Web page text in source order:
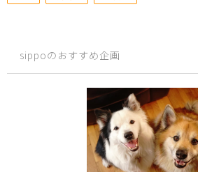
sippoのおすすめ企画